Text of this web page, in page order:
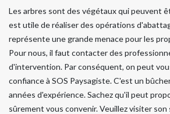
Les arbres sont des végétaux qui peuvent
est utile de réaliser des opérations
représente une grande menace pour les
Pour nous, il faut contacter des
d'intervention. Par conséquent, on peut
confiance à SOS Paysagiste. C'est un
années d'expérience. Sachez qu'il peut
sûrement vous convenir. Veuillez visiter